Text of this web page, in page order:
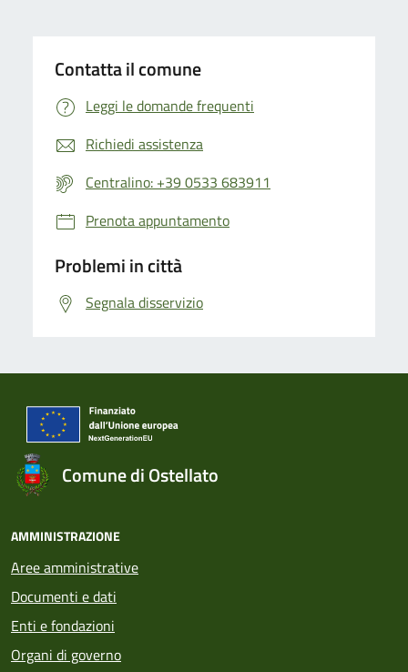
Contatta il comune
Leggi le domande frequenti
Richiedi assistenza
Centralino: +39 0533 683911
Prenota appuntamento
Problemi in città
Segnala disservizio
Comune di Ostellato
AMMINISTRAZIONE
Aree amministrative
Documenti e dati
Enti e fondazioni
Organi di governo